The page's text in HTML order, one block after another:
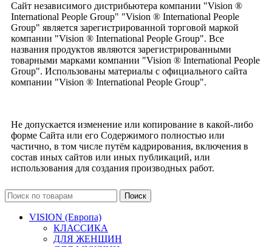
Сайт независимого дистрибьютера компании "Vision ®
International People Group" "Vision ® International People
Group" является зарегистрированной торговой маркой
компании "Vision ® International People Group". Все
названия продуктов являются зарегистрированными
товарными марками компании "Vision ® International People
Group". Использованы материалы с официального сайта
компании "Vision ® International People Group".
Не допускается изменение или копирование в какой-либо
форме Сайта или его Содержимого полностью или
частично, в том числе путём кадрирования, включения в
состав иных сайтов или иных публикаций, или
использования для создания производных работ.
Поиск
VISION (Европа)
КЛАССИКА
ДЛЯ ЖЕНЩИН